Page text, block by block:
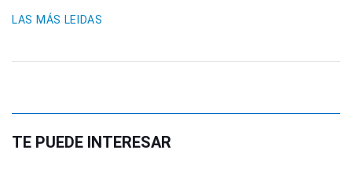
LAS MÁS LEIDAS
TE PUEDE INTERESAR